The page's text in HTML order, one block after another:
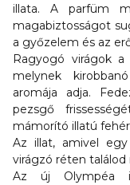
illata. A parfüm
magabiztosságot
a győzelem és az
Ragyogó virágok
melynek
aromája adja.
pezsgő
mámorító illatú
Az illat, amivel
virágzó réten találod
Az új Olympéa